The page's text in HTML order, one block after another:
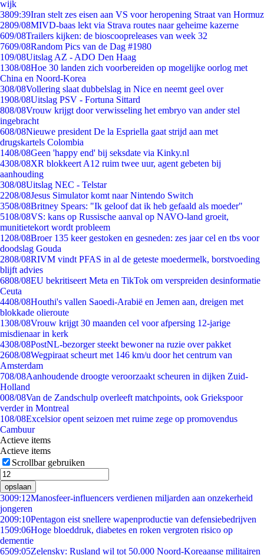
wijk
3809:39Iran stelt zes eisen aan VS voor heropening Straat van Hormuz
2809/08MIVD-baas lekt via Strava routes naar geheime kazerne
609/08Trailers kijken: de bioscoopreleases van week 32
7609/08Random Pics van de Dag #1980
109/08Uitslag AZ - ADO Den Haag
1308/08Hoe 30 landen zich voorbereiden op mogelijke oorlog met
China en Noord-Korea
308/08Vollering slaat dubbelslag in Nice en neemt geel over
1908/08Uitslag PSV - Fortuna Sittard
808/08Vrouw krijgt door verwisseling het embryo van ander stel
ingebracht
608/08Nieuwe president De la Espriella gaat strijd aan met
drugskartels Colombia
1408/08Geen 'happy end' bij seksdate via Kinky.nl
4308/08XR blokkeert A12 ruim twee uur, agent gebeten bij
aanhouding
308/08Uitslag NEC - Telstar
2208/08Jesus Simulator komt naar Nintendo Switch
3508/08Britney Spears: "Ik geloof dat ik heb gefaald als moeder"
5108/08VS: kans op Russische aanval op NAVO-land groeit,
munitietekort wordt probleem
1208/08Broer 135 keer gestoken en gesneden: zes jaar cel en tbs voor
doodslag Gouda
2808/08RIVM vindt PFAS in al de geteste moedermelk, borstvoeding
blijft advies
6808/08EU bekritiseert Meta en TikTok om verspreiden desinformatie
Ceuta
4408/08Houthi's vallen Saoedi-Arabië en Jemen aan, dreigen met
blokkade olieroute
1308/08Vrouw krijgt 30 maanden cel voor afpersing 12-jarige
misdienaar in kerk
4308/08PostNL-bezorger steekt bewoner na ruzie over pakket
2608/08Wegpiraat scheurt met 146 km/u door het centrum van
Amsterdam
708/08Aanhoudende droogte veroorzaakt scheuren in dijken Zuid-
Holland
008/08Van de Zandschulp overleeft matchpoints, ook Griekspoor
verder in Montreal
108/08Excelsior opent seizoen met ruime zege op promovendus
Cambuur
Actieve items
Actieve items
Scrollbar gebruiken
opslaan
3009:12Manosfeer-influencers verdienen miljarden aan onzekerheid
jongeren
2009:10Pentagon eist snellere wapenproductie van defensiebedrijven
1509:06Hoge bloeddruk, diabetes en roken vergroten risico op
dementie
6509:05Zelensky: Rusland wil tot 50.000 Noord-Koreaanse militairen